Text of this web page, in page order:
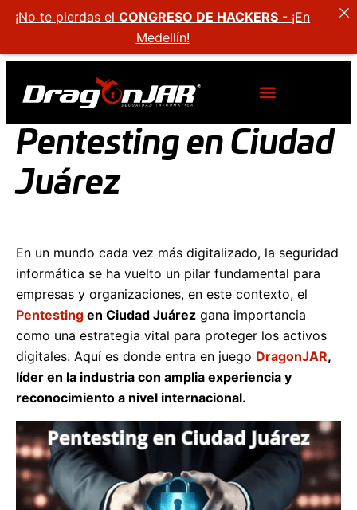
Pentesting en Ciudad
Juárez
En un mundo cada vez más digitalizado, la seguridad
informática se ha vuelto un pilar fundamental para
empresas y organizaciones, en este contexto, el
Pentesting en Ciudad Juárez gana importancia
como una estrategia vital para proteger los activos
digitales. Aquí es donde entra en juego DragonJAR,
líder en la industria con amplia experiencia y
reconocimiento a nivel internacional.
¡No te pierdas el CONGRESO DE HACKERS - ¡En
Medellín!